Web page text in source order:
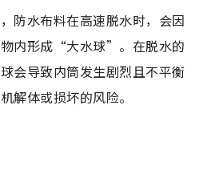
防水布料在高速脱水时，会因
内形成“大水球”。在脱水的
会导致内筒发生剧烈且不平衡
解体或损坏的风险。